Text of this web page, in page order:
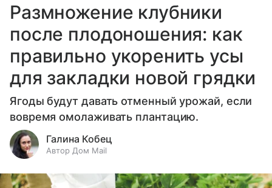
Размножение клубники
после плодоношения: как
правильно укоренить усы
для закладки новой грядки
Ягоды будут давать отменный урожай, если
вовремя омолаживать плантацию.
Галина Кобец
Автор Дом Mail